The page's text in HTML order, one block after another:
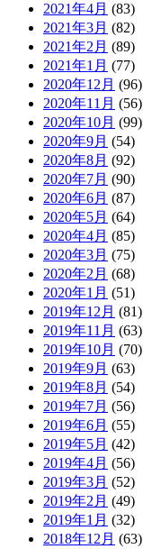
2021年4月 (83)
2021年3月 (82)
2021年2月 (89)
2021年1月 (77)
2020年12月 (96)
2020年11月 (56)
2020年10月 (99)
2020年9月 (54)
2020年8月 (92)
2020年7月 (90)
2020年6月 (87)
2020年5月 (64)
2020年4月 (85)
2020年3月 (75)
2020年2月 (68)
2020年1月 (51)
2019年12月 (81)
2019年11月 (63)
2019年10月 (70)
2019年9月 (63)
2019年8月 (54)
2019年7月 (56)
2019年6月 (55)
2019年5月 (42)
2019年4月 (56)
2019年3月 (52)
2019年2月 (49)
2019年1月 (32)
2018年12月 (63)